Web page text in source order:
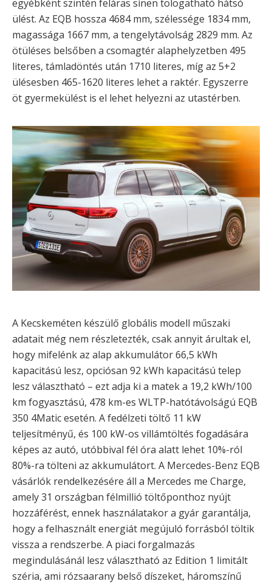
egyébként szintén feláras sínen tologatható hátsó
ülést. Az EQB hossza 4684 mm, szélessége 1834 mm,
magassága 1667 mm, a tengelytávolság 2829 mm. Az
ötüléses belsőben a csomagtér alaphelyzetben 495
literes, támladöntés után 1710 literes, míg az 5+2
ülésesben 465-1620 literes lehet a raktér. Egyszerre
öt gyermekülést is el lehet helyezni az utastérben.
A Kecskeméten készülő globális modell műszaki
adatait még nem részletezték, csak annyit árultak el,
hogy mifelénk az alap akkumulátor 66,5 kWh
kapacitású lesz, opciósan 92 kWh kapacitású telep
lesz választható – ezt adja ki a matek a 19,2 kWh/100
km fogyasztású, 478 km-es WLTP-hatótávolságú EQB
350 4Matic esetén. A fedélzeti töltő 11 kW
teljesítményű, és 100 kW-os villámtöltés fogadására
képes az autó, utóbbival fél óra alatt lehet 10%-ról
80%-ra tölteni az akkumulátort. A Mercedes-Benz EQB
vásárlók rendelkezésére áll a Mercedes me Charge,
amely 31 országban félmillió töltőponthoz nyújt
hozzáférést, ennek használatakor a gyár garantálja,
hogy a felhasznált energiát megújuló forrásból töltik
vissza a rendszerbe. A piaci forgalmazás
megindulásánál lesz választható az Edition 1 limitált
széria, ami rózsaarany belső díszeket, háromszínű